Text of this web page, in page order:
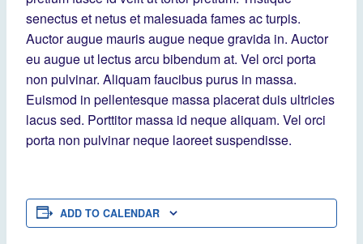
senectus et netus et malesuada fames ac turpis.
Auctor augue mauris augue neque gravida in. Auctor
eu augue ut lectus arcu bibendum at. Vel orci porta
non pulvinar. Aliquam faucibus purus in massa.
Euismod in pellentesque massa placerat duis ultricies
lacus sed. Porttitor massa id neque aliquam. Vel orci
porta non pulvinar neque laoreet suspendisse.
ADD TO CALENDAR